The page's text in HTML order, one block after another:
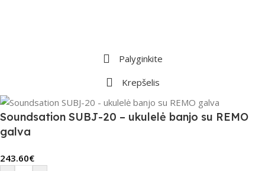
Palyginkite
Krepšelis
Soundsation SUBJ-20 – ukulelė banjo su REMO
galva
243.60€